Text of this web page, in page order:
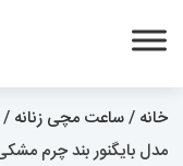
خانه /ساعت مچی زنانه /